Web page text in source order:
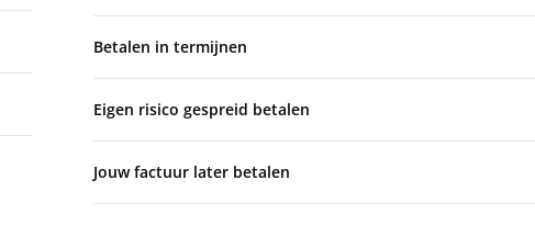
Betalen in termijnen
Eigen risico gespreid betalen
Jouw factuur later betalen